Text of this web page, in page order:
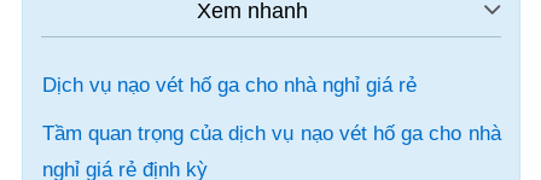
Dịch vụ nạo vét hố ga cho nhà nghỉ giá rẻ
Tầm quan trọng của dịch vụ nạo vét hố ga cho nhà
nghỉ giá rẻ định kỳ